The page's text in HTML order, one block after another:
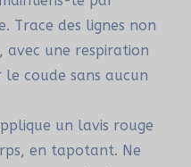
Trace des lignes non
avec une respiration
coude sans aucun
un lavis rouge
en tapotant. Ne